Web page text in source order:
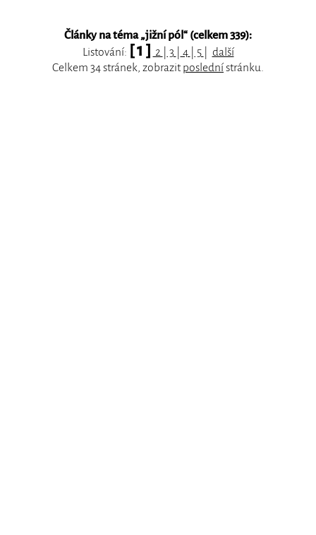
Články na téma „jižní pól“ (celkem 339):
Listování: [ 1 ] 2 3 4 5
další
Celkem 34 stránek, zobrazitposlednístránku.